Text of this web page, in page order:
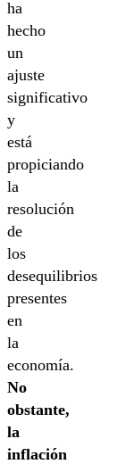
ha
hecho
un
ajuste
significativo
y
está
propiciando
la
resolución
de
los
desequilibrios
presentes
en
la
economía.
No
obstante,
la
inflación